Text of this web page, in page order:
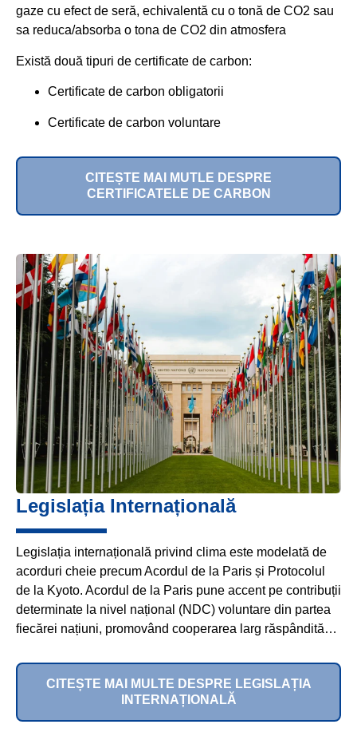
gaze cu efect de seră, echivalentă cu o tonă de CO2 sau
sa reduca/absorba o tona de CO2 din atmosfera
Există două tipuri de certificate de carbon:
Certificate de carbon obligatorii
Certificate de carbon voluntare
CITEȘTE MAI MUTLE DESPRE
CERTIFICATELE DE CARBON
Legislația Internațională
Legislația internațională privind clima este modelată de
acorduri cheie precum Acordul de la Paris și Protocolul
de la Kyoto. Acordul de la Paris pune accent pe contribuții
determinate la nivel național (NDC) voluntare din partea
fiecărei națiuni, promovând cooperarea larg răspândită…
CITEȘTE MAI MULTE DESPRE LEGISLAȚIA
INTERNAȚIONALĂ